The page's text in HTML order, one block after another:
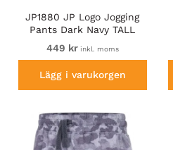
JP1880 JP Logo Jogging
Pants Dark Navy TALL
449 krinkl. moms
Lägg i varukorgen